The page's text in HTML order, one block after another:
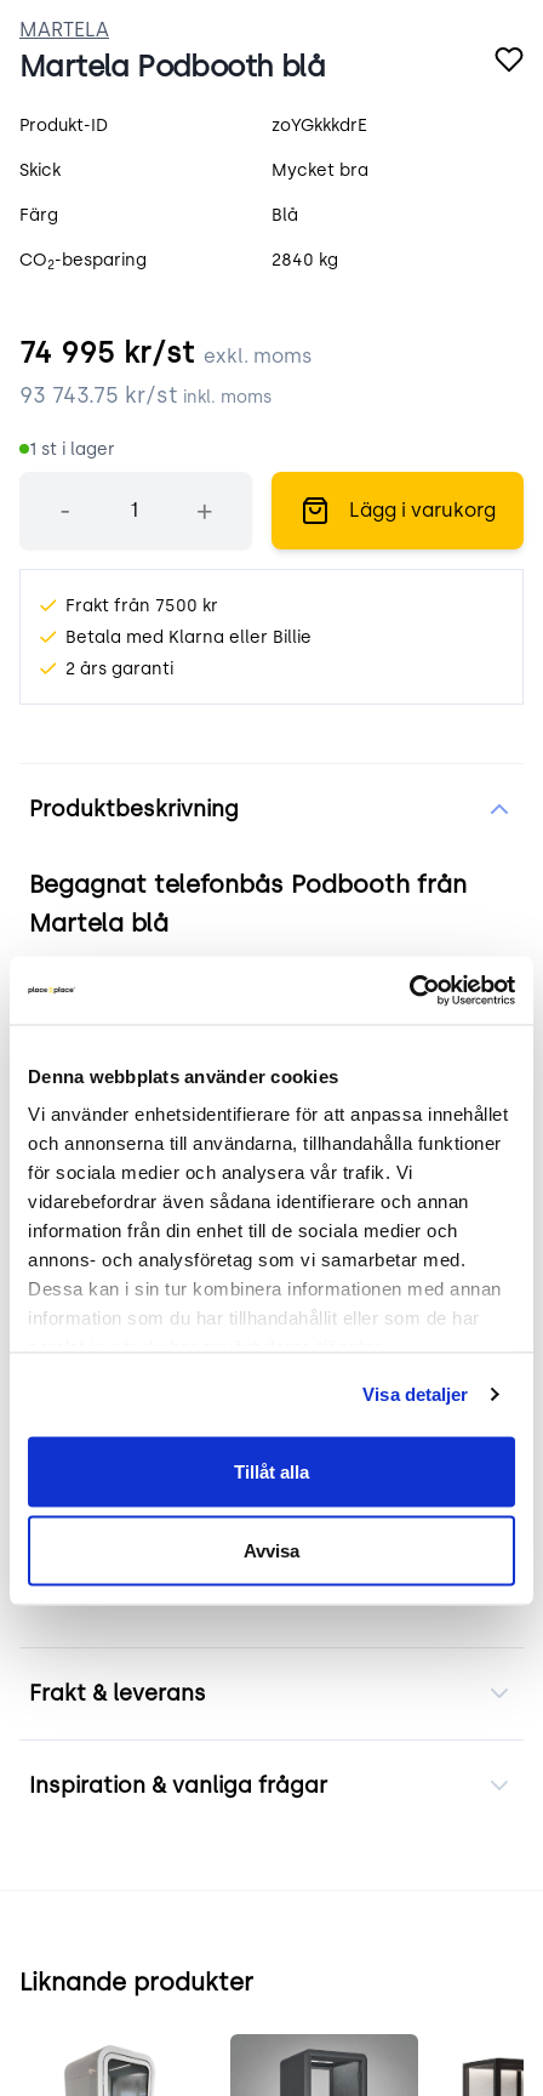
Denna webbplats använder cookies
Vi använder enhetsidentifierare för att anpassa innehållet
och annonserna till användarna, tillhandahålla funktioner
för sociala medier och analysera vår trafik. Vi
vidarebefordrar även sådana identifierare och annan
information från din enhet till de sociala medier och
annons- och analysföretag som vi samarbetar med.
Dessa kan i sin tur kombinera informationen med annan
information som du har tillhandahållit eller som de har
Visa detaljer
Tillåt alla
Avvisa
MARTELA
Martela Podbooth blå
Produktspecifikation
Produkt-ID zoYGkkkdrE
Skick Mycket bra
Färg Blå
CO2-besparing 2840 kg
74 995 kr/st exkl. moms
93 743.75 kr/st inkl. moms
1 st i lager
- + Lägg i varukorg
Frakt från 7500 kr
Betala med Klarna eller Billie
2 års garanti
Produktbeskrivning
Begagnat telefonbås Podbooth från
Martela blå
Produkten i korthet
laminat bord
Mått: Höjd 228 cm x Bredd 115 cm x Djup 120
cm
Skick: 4/5
2 års garanti
Mer om Podbooth
Martela Podbooth är designad för att erbjuda en
justeras mellan 60 till 85 cm, vilket ger flexibilitet
för olika användare. Belysnings- och
ventilationssystemet är justerbart, vilket gör det
MIDI (EU) som inkluderar strömuttag och USB-
laddare. Godkänd enligt Möbelfaktas krav.
Frakt & leverans
Inspiration & vanliga frågar
Liknande produkter